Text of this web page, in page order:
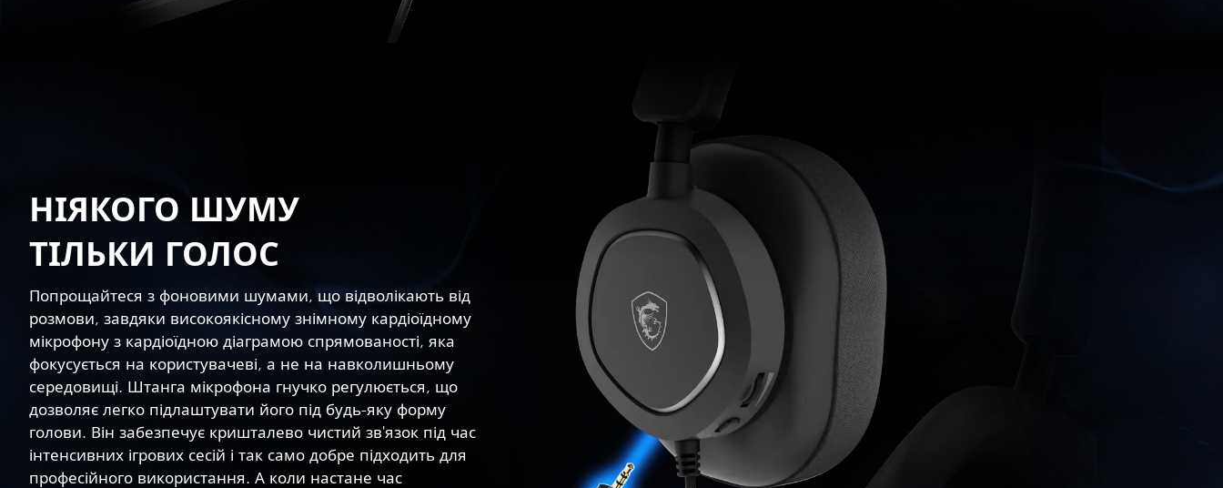
НІЯКОГО ШУМУ
ТІЛЬКИ ГОЛОС
Попрощайтеся з фоновими шумами, що відволікають від
розмови, завдяки високоякісному знімному кардіоїдному
мікрофону з кардіоїдною діаграмою спрямованості, яка
фокусується на користувачеві, а не на навколишньому
середовищі. Штанга мікрофона гнучко регулюється, що
дозволяє легко підлаштувати його під будь-яку форму
голови. Він забезпечує кришталево чистий зв'язок під час
інтенсивних ігрових сесій і так само добре підходить для
професійного використання. А коли настане час